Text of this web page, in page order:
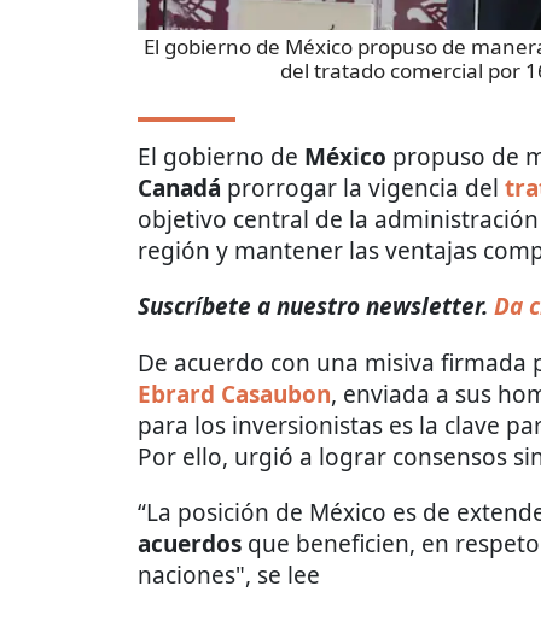
El gobierno de México propuso de
del tratado comercial por
El gobierno de México propuso de
Canadá prorrogar la vigencia del
objetivo central de la
región y mantener las ventajas
Suscríbete a nuestro newsletter. Da
De acuerdo con una misiva
Ebrard Casaubon, enviada a sus
para los inversionistas es la clave
Por ello, urgió a lograr consensos
“La posición de México es de
acuerdos que beneficien, en
naciones", se lee